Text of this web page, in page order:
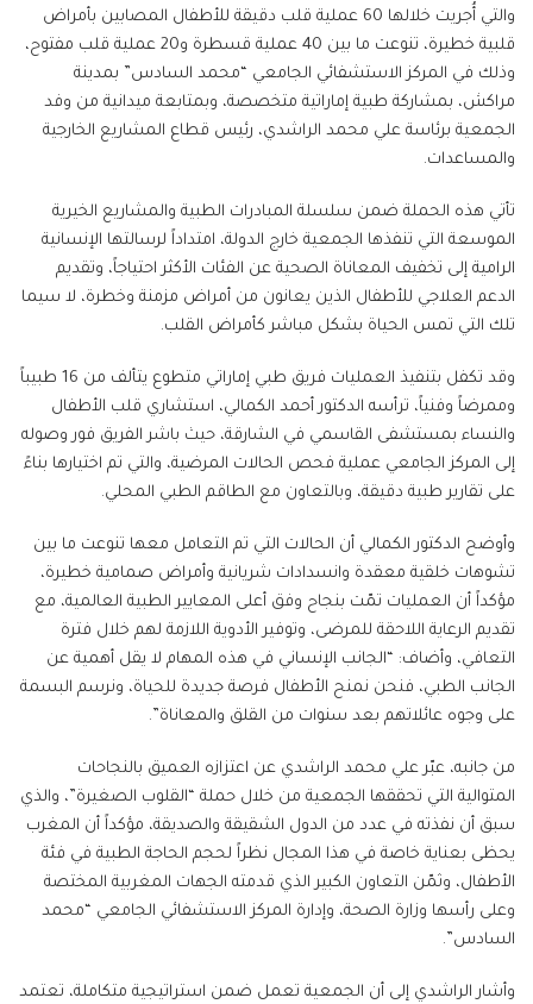
والتي أُجريت خلالها 60 عملية قلب دقيقة للأطفال المصابين بأمراض
قلبية خطيرة، تنوعت ما بين 40 عملية قسطرة و20 عملية قلب مفتوح،
وذلك في المركز الاستشفائي الجامعي “محمد السادس” بمدينة
مراكش، بمشاركة طبية إماراتية متخصصة، وبمتابعة ميدانية من وفد
الجمعية برئاسة علي محمد الراشدي، رئيس قطاع المشاريع الخارجية
والمساعدات.
تأتي هذه الحملة ضمن سلسلة المبادرات الطبية والمشاريع الخيرية
الموسعة التي تنفذها الجمعية خارج الدولة، امتداداً لرسالتها الإنسانية
الرامية إلى تخفيف المعاناة الصحية عن الفئات الأكثر احتياجاً، وتقديم
الدعم العلاجي للأطفال الذين يعانون من أمراض مزمنة وخطرة، لا سيما
تلك التي تمس الحياة بشكل مباشر كأمراض القلب.
وقد تكفل بتنفيذ العمليات فريق طبي إماراتي متطوع يتألف من 16 طبيباً
وممرضاً وفنياً، ترأسه الدكتور أحمد الكمالي، استشاري قلب الأطفال
والنساء بمستشفى القاسمي في الشارقة، حيث باشر الفريق فور وصوله
إلى المركز الجامعي عملية فحص الحالات المرضية، والتي تم اختيارها بناءً
على تقارير طبية دقيقة، وبالتعاون مع الطاقم الطبي المحلي.
وأوضح الدكتور الكمالي أن الحالات التي تم التعامل معها تنوعت ما بين
تشوهات خلقية معقدة وانسدادات شريانية وأمراض صمامية خطيرة،
مؤكداً أن العمليات تمّت بنجاح وفق أعلى المعايير الطبية العالمية، مع
تقديم الرعاية اللاحقة للمرضى، وتوفير الأدوية اللازمة لهم خلال فترة
التعافي، وأضاف: “الجانب الإنساني في هذه المهام لا يقل أهمية عن
الجانب الطبي، فنحن نمنح الأطفال فرصة جديدة للحياة، ونرسم البسمة
على وجوه عائلاتهم بعد سنوات من القلق والمعاناة”.
من جانبه، عبّر علي محمد الراشدي عن اعتزازه العميق بالنجاحات
المتوالية التي تحققها الجمعية من خلال حملة “القلوب الصغيرة”، والذي
سبق أن نفذته في عدد من الدول الشقيقة والصديقة، مؤكداً أن المغرب
يحظى بعناية خاصة في هذا المجال نظراً لحجم الحاجة الطبية في فئة
الأطفال، وثمّن التعاون الكبير الذي قدمته الجهات المغربية المختصة
وعلى رأسها وزارة الصحة، وإدارة المركز الاستشفائي الجامعي “محمد
السادس”.
وأشار الراشدي إلى أن الجمعية تعمل ضمن استراتيجية متكاملة، تعتمد